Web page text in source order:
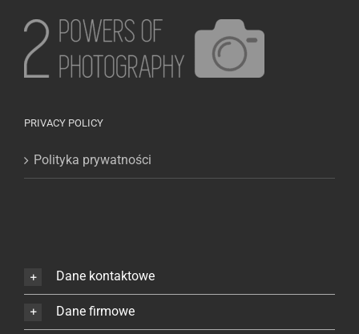
PRIVACY POLICY
Polityka prywatności
Dane kontaktowe
Dane firmowe